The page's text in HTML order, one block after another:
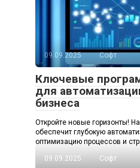
09.09.2025 Софт
Ключевые
для
бизнеса
Откройте новые горизонты!
обеспечит глубокую
оптимизацию процессов и
09.09.2025
Софт